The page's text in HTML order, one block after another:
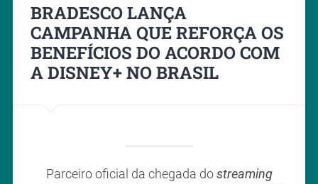
BRADESCO LANÇA
CAMPANHA QUE REFORÇA OS
BENEFÍCIOS DO ACORDO COM
A DISNEY+ NO BRASIL
Parceiro oficial da chegada do streaming